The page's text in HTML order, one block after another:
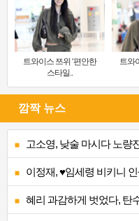
트와이스 쯔위 ‘편안한
스타일..
트와
깜짝 뉴스
고소영, 낮술 마시다 노량
이정재, ♥임세령 비키니
혜리 과감하게 벗었다, 탄